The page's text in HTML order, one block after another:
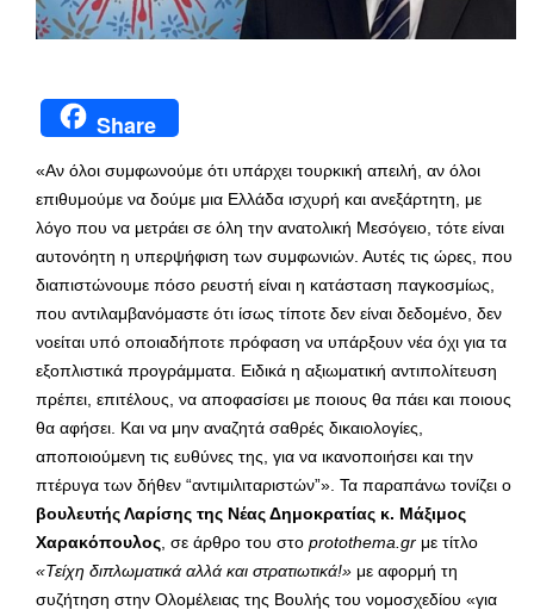
Share
«Αν όλοι συμφωνούμε ότι υπάρχει τουρκική απειλή, αν όλοι
επιθυμούμε να δούμε μια Ελλάδα ισχυρή και ανεξάρτητη, με
λόγο που να μετράει σε όλη την ανατολική Μεσόγειο, τότε είναι
αυτονόητη η υπερψήφιση των συμφωνιών. Αυτές τις ώρες, που
διαπιστώνουμε πόσο ρευστή είναι η κατάσταση παγκοσμίως,
που αντιλαμβανόμαστε ότι ίσως τίποτε δεν είναι δεδομένο, δεν
νοείται υπό οποιαδήποτε πρόφαση να υπάρξουν νέα όχι για τα
εξοπλιστικά προγράμματα. Ειδικά η αξιωματική αντιπολίτευση
πρέπει, επιτέλους, να αποφασίσει με ποιους θα πάει και ποιους
θα αφήσει. Και να μην αναζητά σαθρές δικαιολογίες,
αποποιούμενη τις ευθύνες της, για να ικανοποιήσει και την
πτέρυγα των δήθεν “αντιμιλιταριστών”». Τα παραπάνω τονίζει ο
βουλευτής Λαρίσης της Νέας Δημοκρατίας κ. Μάξιμος
Χαρακόπουλος , σε άρθρο του στο protothema gr με τίτλο
«Τείχη διπλωματικά αλλά και στρατιωτικά!» με αφορμή τη
συζήτηση στην Ολομέλειας της Βουλής του νομοσχεδίου «για